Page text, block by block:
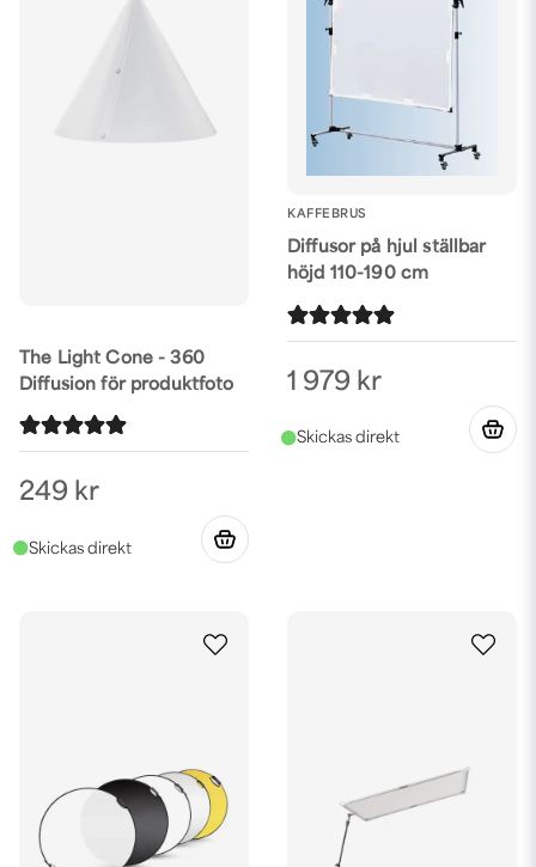
The Light Cone - 360
Diffusion för produktfoto
249 kr
KAFFEBRUS
Diffusor på hjul ställbar
höjd 110-190 cm
1 979 kr